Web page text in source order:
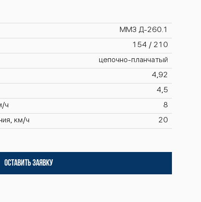
ММЗ Д-260.1
154 / 210
цепочно-планчатый
4,92
4,5
ч 8
км/ч 20
ОСТАВИТЬ ЗАЯВКУ